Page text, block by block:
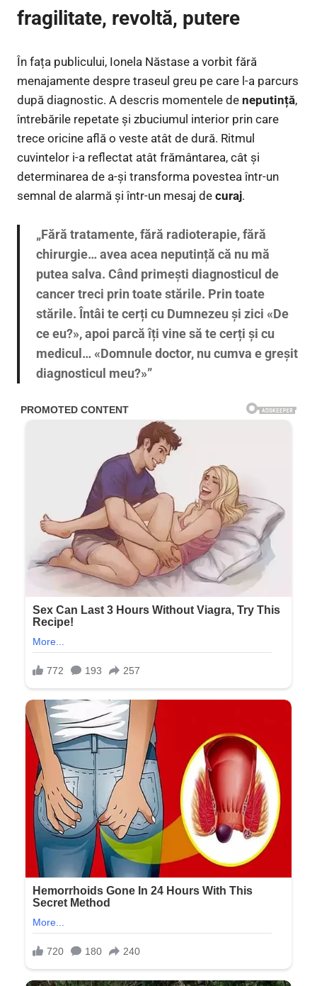
fragilitate, revoltă, putere
În fața publicului, Ionela Năstase a vorbit fără
menajamente despre traseul greu pe care l-a parcurs
după diagnostic. A descris momentele de neputință,
întrebările repetate și zbuciumul interior prin care
trece oricine află o veste atât de dură. Ritmul
cuvintelor i-a reflectat atât frământarea, cât și
determinarea de a-și transforma povestea într-un
semnal de alarmă și într-un mesaj de curaj.
„Fără tratamente, fără radioterapie, fără
chirurgie… avea acea neputință că nu mă
putea salva. Când primești diagnosticul de
cancer treci prin toate stările. Prin toate
stările. Întâi te cerți cu Dumnezeu și zici «De
ce eu?», apoi parcă îți vine să te cerți și cu
medicul… «Domnule doctor, nu cumva e greșit
diagnosticul meu?»”